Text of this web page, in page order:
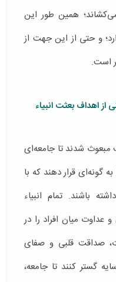
همین طور این
و حتی از این جهت از
است.
اهداف بعثت انبیاء
مبعوث شدند تا جامعه‌ای
گونه‌ای قرار دهند که با
باشند. تمام انبیاء
میان افراد را در
صداقت قلبی و صفای
گستر کنند تا جامعه،